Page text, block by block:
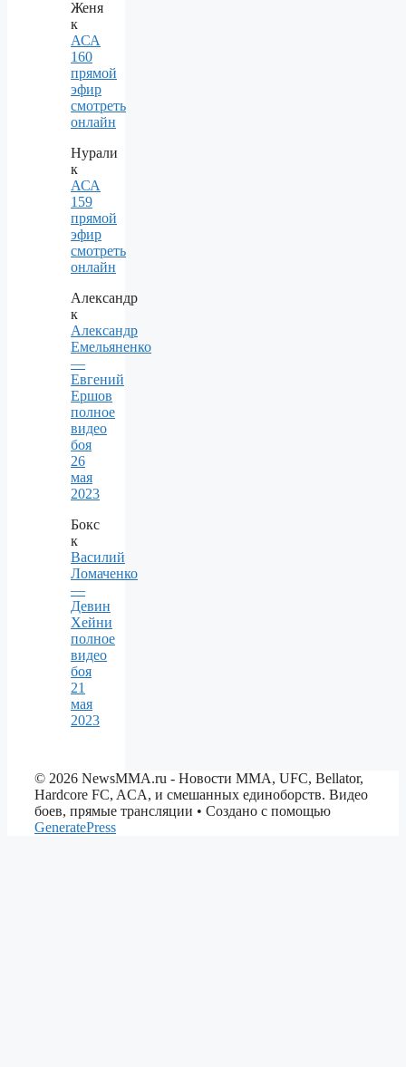
Женя
к
АСА
160
прямой
эфир
смотреть
онлайн
Нурали
к
АСА
159
прямой
эфир
смотреть
онлайн
Александр
к
Александр
Емельяненко
—
Евгений
Ершов
полное
видео
боя
26
мая
2023
Бокс
к
Василий
Ломаченко
—
Девин
Хейни
полное
видео
боя
21
мая
2023
© 2026 NewsMMA.ru - Новости ММА, UFC, Bellator,
Hardcore FC, ACA, и смешанных единоборств. Видео
боев, прямые трансляции • Создано с помощью
GeneratePress